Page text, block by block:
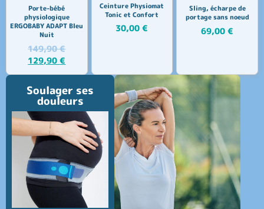
Porte-bébé
physiologique
ERGOBABY ADAPT Bleu
Nuit
149,90€
129,90€
Ceinture Physiomat
Tonic et Confort
30,00€
Sling, écharpe de
portage sans noeud
69,00€
Soulager ses
douleurs